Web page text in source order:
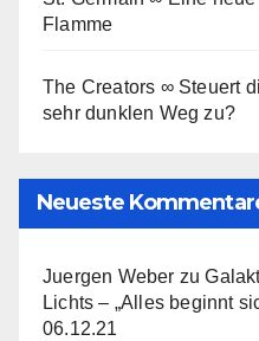
Flamme
The Creators ∞ Steuert
sehr dunklen Weg zu?
Neueste
Juergen Weber zu
Lichts – „Alles beginnt
06.12.21